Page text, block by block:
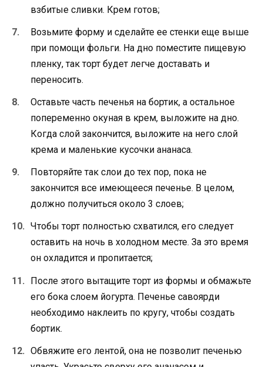
взбитые сливки. Крем готов;
Возьмите форму и сделайте ее стенки еще выше
при помощи фольги. На дно поместите пищевую
пленку, так торт будет легче доставать и
переносить.
Оставьте часть печенья на бортик, а остальное
попеременно окуная в крем, выложите на дно.
Когда слой закончится, выложите на него слой
крема и маленькие кусочки ананаса.
Повторяйте так слои до тех пор, пока не
закончится все имеющееся печенье. В целом,
должно получиться около 3 слоев;
Чтобы торт полностью схватился, его следует
оставить на ночь в холодном месте. За это время
он охладится и пропитается;
После этого вытащите торт из формы и обмажьте
его бока слоем йогурта. Печенье савоярди
необходимо наклеить по кругу, чтобы создать
бортик.
Обвяжите его лентой, она не позволит печенью